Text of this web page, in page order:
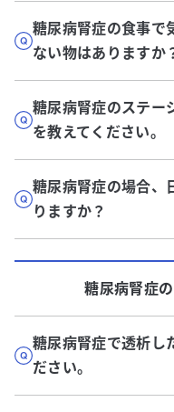
糖尿病腎症の食事で
ない物はありますか
糖尿病腎症のステー
を教えてください。
糖尿病腎症の場合、
りますか？
糖尿病腎症
糖尿病腎症で透析し
ださい。